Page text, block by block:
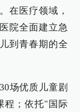
在医疗领域，
院全面建立急
到青春期的全
场优质儿童剧
程；依托"国际